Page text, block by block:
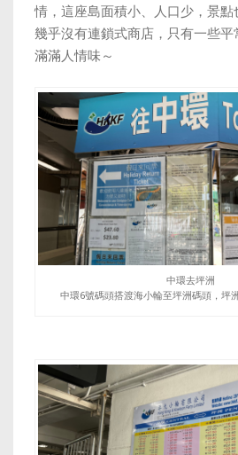
情，這座島面積小、人口少，景
幾乎沒有連鎖式商店，只有一些平
滿滿人情味～
中環去坪洲
中環6號碼頭搭渡海小輪至坪洲碼頭，坪